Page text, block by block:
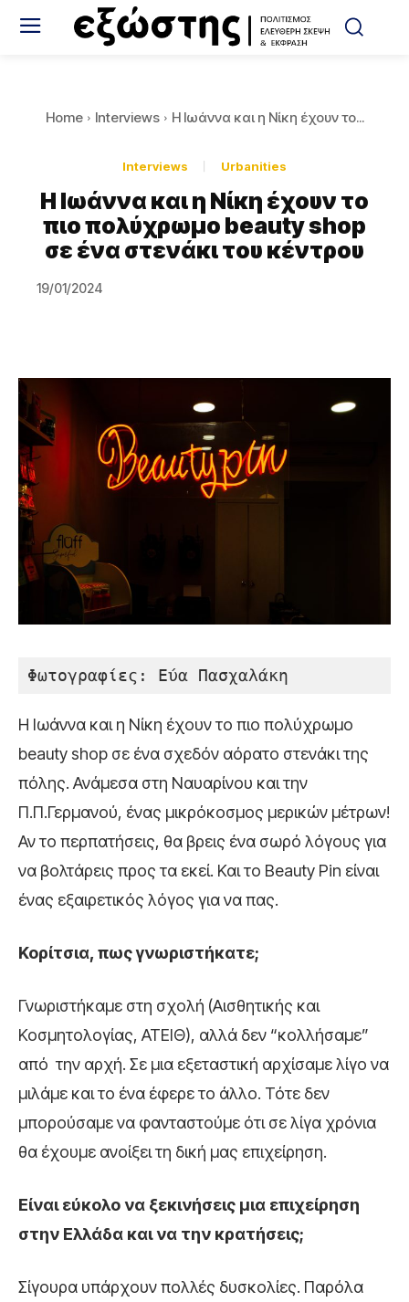
Home Interviews Η Ιωάννα και η Νίκη έχουν το...
Interviews Urbanities
Η Ιωάννα και η Νίκη έχουν το
πιο πολύχρωμο beauty shop
σε ένα στενάκι του κέντρου
19/01/2024
Φωτογραφίες: Eύα Πασχαλάκη
Η Ιωάννα και η Νίκη έχουν το πιο πολύχρωμο
beauty shop σε ένα σχεδόν αόρατο στενάκι της
πόλης. Ανάμεσα στη Ναυαρίνου και την
Π.Π.Γερμανού, ένας μικρόκοσμος μερικών μέτρων!
Αν το περπατήσεις, θα βρεις ένα σωρό λόγους για
να βολτάρεις προς τα εκεί. Και το Beauty Pin είναι
ένας εξαιρετικός λόγος για να πας.
Κορίτσια, πως γνωριστήκατε;
Γνωριστήκαμε στη σχολή (Αισθητικής και
Κοσμητολογίας, ΑΤΕΙΘ), αλλά δεν “κολλήσαμε”
από την αρχή. Σε μια εξεταστική αρχίσαμε λίγο να
μιλάμε και το ένα έφερε το άλλο. Τότε δεν
μπορούσαμε να φανταστούμε ότι σε λίγα χρόνια
θα έχουμε ανοίξει τη δική μας επιχείρηση.
Είναι εύκολο να ξεκινήσεις μια επιχείρηση
στην Ελλάδα και να την κρατήσεις;
Σίγουρα υπάρχουν πολλές δυσκολίες. Παρόλα